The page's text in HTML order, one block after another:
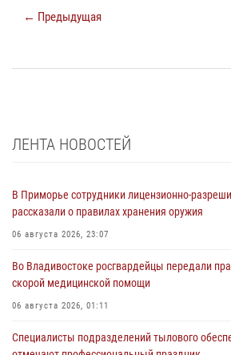
← Предыдущая
ЛЕНТА НОВОСТЕЙ
В Приморье сотрудники лицензионно-
рассказали о правилах хранения оружия
06 августа 2026, 23:07
Во Владивостоке росгвардейцы передали
скорой медицинской помощи
06 августа 2026, 01:11
Специалисты подразделений тылового